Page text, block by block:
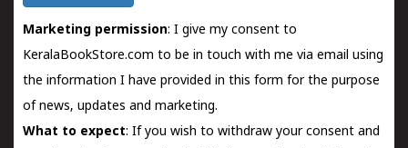
Marketing permission: I give my consent to
KeralaBookStore.com to be in touch with me via email using
the information I have provided in this form for the purpose
of news, updates and marketing.
What to expect: If you wish to withdraw your consent and